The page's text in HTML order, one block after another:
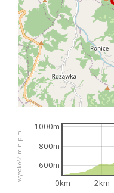
wysokość m n.p.m.
0km 2km
600m
800m
1000m